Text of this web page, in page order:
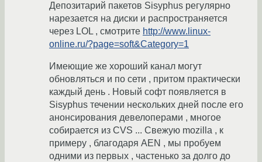
Депозитарий пакетов Sisyphus регулярно
нарезается на диски и распространяется
через LOL , cмотрите http://www.linux-
online.ru/?page=soft&Category=1
Имеющие же хороший канал могут
обновляться и по сети , притом практически
каждый день . Новый софт появляется в
Sisyphus течении нескольких дней после его
анонсирования девелоперами , многое
собирается из CVS ... Свежую mozilla , к
примеру , благодаря AEN , мы пробуем
одними из первых , частенько за долго до